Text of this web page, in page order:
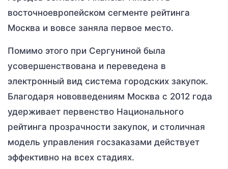
восточноевропейском сегменте рейтинга
Москва и вовсе заняла первое место.
Помимо этого при Сергуниной была
усовершенствована и переведена в
электронный вид система городских закупок.
Благодаря нововведениям Москва с 2012 года
удерживает первенство Национального
рейтинга прозрачности закупок, и столичная
модель управления госзаказами действует
эффективно на всех стадиях.